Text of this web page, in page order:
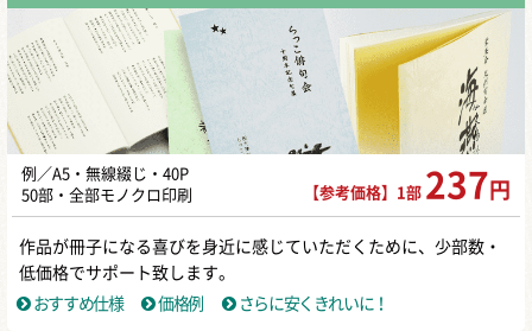
例／A5・無線綴じ・40P
50部・全部モノクロ印刷
【参考価格】1部 237 円
作品が冊子になる喜びを身近に感じていただくために、少部数・
低価格でサポート致します。
おすすめ仕様
価格例 さらに安くきれいに！